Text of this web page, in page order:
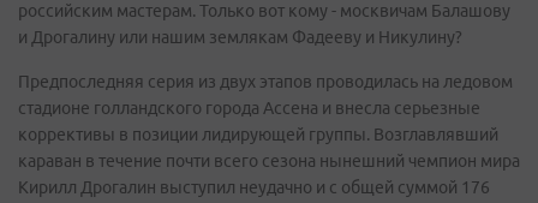
российским мастерам. Только вот кому - москвичам Балашову
и Дрогалину или нашим землякам Фадееву и Никулину?
Предпоследняя серия из двух этапов проводилась на ледовом
стадионе голландского города Ассена и внесла серьезные
коррективы в позиции лидирующей группы. Возглавлявший
караван в течение почти всего сезона нынешний чемпион мира
Кирилл Дрогалин выступил неудачно и с общей суммой 176